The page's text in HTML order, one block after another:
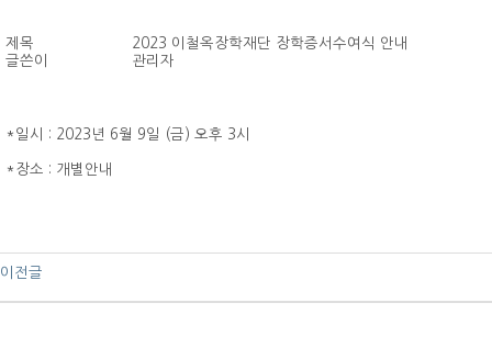
제목
2023 이철옥장학재단 장학증서수여식 안내
글쓴이
관리자
*일시 : 2023년 6월 9일 (금) 오후 3시
*장소 : 개별안내
이전글